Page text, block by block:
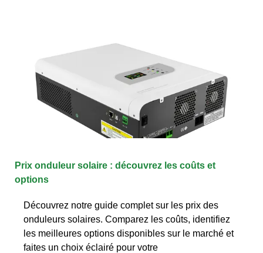
Prix onduleur solaire : découvrez les coûts et
options
Découvrez notre guide complet sur les prix des
onduleurs solaires. Comparez les coûts, identifiez
les meilleures options disponibles sur le marché et
faites un choix éclairé pour votre